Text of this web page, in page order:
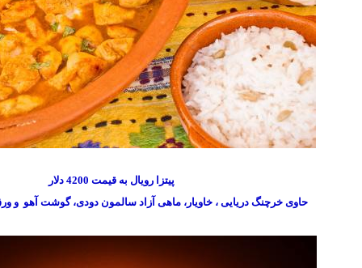
پیتزا رویال به قیمت 4200 دلار
حاوی خرچنگ دریایی ، خاویار، ماهی آزاد سالمون دودی، گوشت آهو و ورق